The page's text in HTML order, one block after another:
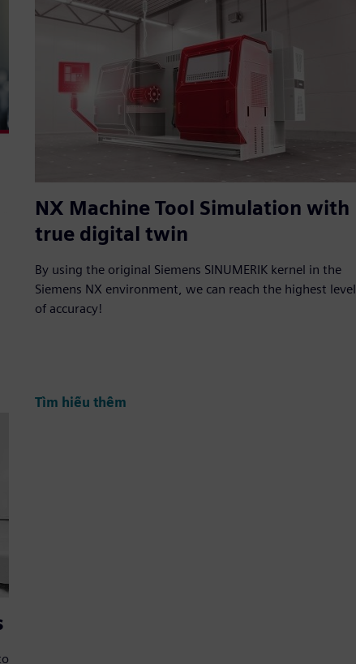
NX Machine Tool Simulation with
true digital twin
By using the original Siemens SINUMERIK kernel in the
Siemens NX environment, we can reach the highest level
of accuracy!
Tìm hiểu thêm